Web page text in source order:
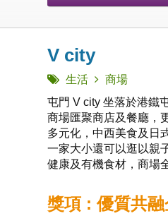
V city
生活
商場
屯門 V city 坐落於港鐵
商場匯聚商店及餐廳，
多元化，中西美食及日
一家大小還可以逛以親
健康及有機食材，商場
獎項 : 優質共